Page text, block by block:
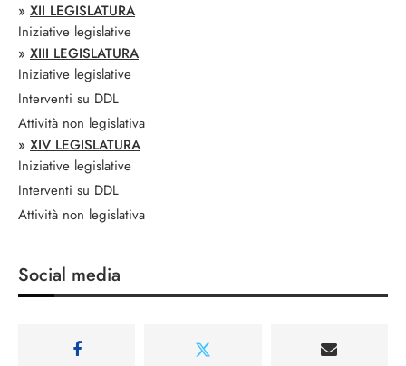
» XII LEGISLATURA
Iniziative legislative
» XIII LEGISLATURA
Iniziative legislative
Interventi su DDL
Attività non legislativa
» XIV LEGISLATURA
Iniziative legislative
Interventi su DDL
Attività non legislativa
Social media